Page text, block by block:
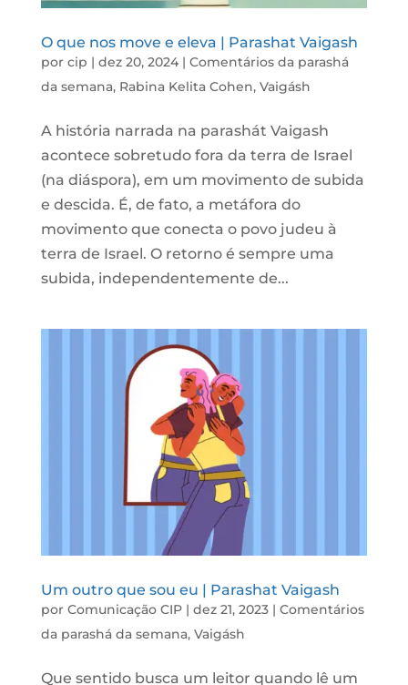
O que nos move e eleva | Parashat Vaigash
por cip | dez 20, 2024| Comentários da parashá
da semana, Rabina Kelita Cohen, Vaigásh
A história narrada na parashát Vaigash
acontece sobretudo fora da terra de Israel
(na diáspora), em um movimento de subida
e descida. É, de fato, a metáfora do
movimento que conecta o povo judeu à
terra de Israel. O retorno é sempre uma
subida, independentemente de...
Um outro que sou eu | Parashat Vaigash
por Comunicação CIP| dez 21, 2023| Comentários
da parashá da semana, Vaigásh
Que sentido busca um leitor quando lê um